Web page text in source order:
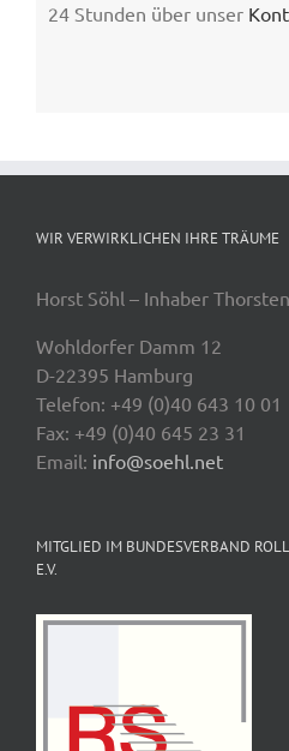
24 Stunden über unser
WIR VERWIRKLICHEN IHRE TRÄUME
Horst Söhl – Inhaber
Wohldorfer Damm 12
D-22395 Hamburg
Telefon: +49 (0)40 643 10 01
Fax: +49 (0)40 645 23 31
Email: info@soehl.net
MITGLIED IM BUNDESVERBAND
E.V.